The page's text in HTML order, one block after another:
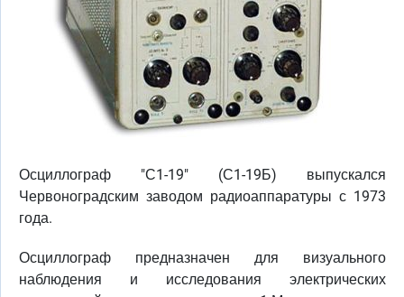
Осциллограф "С1-19" (С1-19Б) выпускался
Червоноградским заводом радиоаппаратуры с 1973
года.
Осциллограф предназначен для визуального
наблюдения и исследования электрических